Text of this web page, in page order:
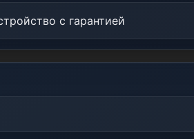
с гарантией